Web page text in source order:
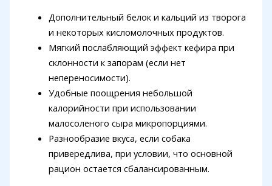
Дополнительный белок и кальций из творога
и некоторых кисломолочных продуктов.
Мягкий послабляющий эффект кефира при
склонности к запорам (если нет
непереносимости).
Удобные поощрения небольшой
калорийности при использовании
малосоленого сыра микропорциями.
Разнообразие вкуса, если собака
привередлива, при условии, что основной
рацион остается сбалансированным.